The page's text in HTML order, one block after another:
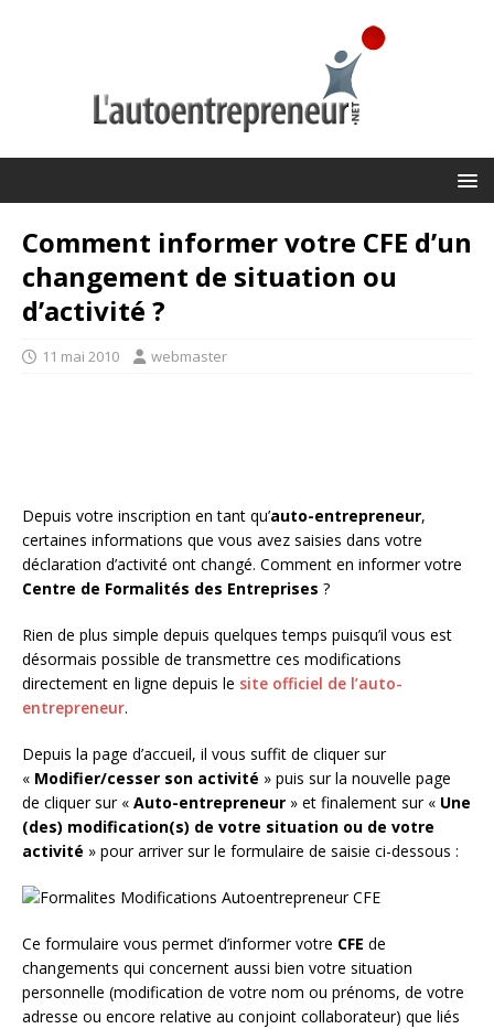
Comment informer votre CFE d’un
changement de situation ou
d’activité ?
11 mai 2010 webmaster
Depuis votre inscription en tant qu’auto-entrepreneur,
certaines informations que vous avez saisies dans votre
déclaration d’activité ont changé. Comment en informer votre
Centre de Formalités des Entreprises ?
Rien de plus simple depuis quelques temps puisqu’il vous est
désormais possible de transmettre ces modifications
directement en ligne depuis le site officiel de l’auto-
entrepreneur.
Depuis la page d’accueil, il vous suffit de cliquer sur
« Modifier/cesser son activité » puis sur la nouvelle page
de cliquer sur « Auto-entrepreneur » et finalement sur « Une
(des) modification(s) de votre situation ou de votre
activité » pour arriver sur le formulaire de saisie ci-dessous :
Ce formulaire vous permet d’informer votre CFE de
changements qui concernent aussi bien votre situation
personnelle (modification de votre nom ou prénoms, de votre
adresse ou encore relative au conjoint collaborateur) que liés